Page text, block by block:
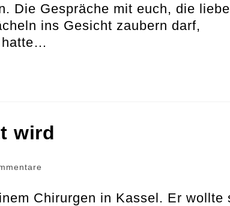
Die Gespräche mit euch, die
ins Gesicht zaubern darf,
hatte…
wird
Chirurgen in Kassel. Er wollte